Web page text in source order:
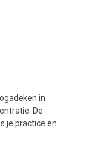
in
De
je practice en